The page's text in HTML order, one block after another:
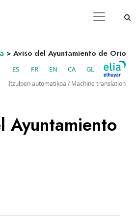
> Aviso del Ayuntamiento de Orio
ES FR EN CA GL
Itzulpen automatikoa / Machine translation
Ayuntamiento